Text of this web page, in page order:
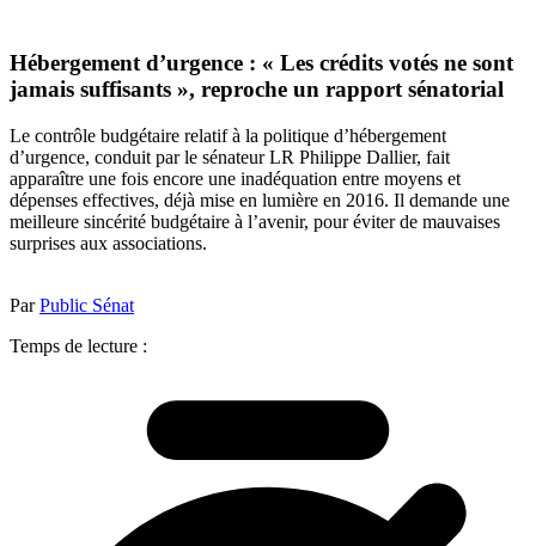
Hébergement d’urgence : « Les crédits votés ne sont
jamais suffisants », reproche un rapport sénatorial
Le contrôle budgétaire relatif à la politique d’hébergement
d’urgence, conduit par le sénateur LR Philippe Dallier, fait
apparaître une fois encore une inadéquation entre moyens et
dépenses effectives, déjà mise en lumière en 2016. Il demande une
meilleure sincérité budgétaire à l’avenir, pour éviter de mauvaises
surprises aux associations.
ParPublic Sénat
Temps de lecture :